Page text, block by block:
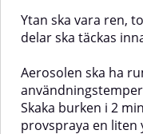
påverka hur färgen fäster
ut.
Ytan ska vara ren,
delar ska täckas
Aerosolen ska ha
Skaka burken i 2
provspraya en liten